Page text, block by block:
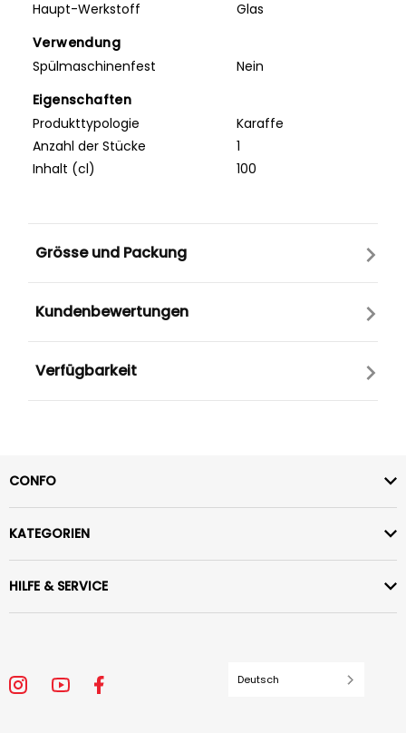
Haupt-Werkstoff
Glas
Verwendung
Spülmaschinenfest
Nein
Eigenschaften
Produkttypologie
Karaffe
Anzahl der Stücke
1
Inhalt (cl)
100
Grösse und Packung
Kundenbewertungen
Verfügbarkeit
CONFO
KATEGORIEN
HILFE & SERVICE
Deutsch